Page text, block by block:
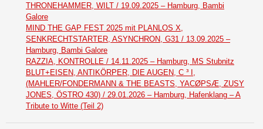
THRONEHAMMER, WILT / 19.09.2025 – Hamburg, Bambi
Galore
MIND THE GAP FEST 2025 mit PLANLOS X,
SENKRECHTSTARTER, ASYNCHRON, G31 / 13.09.2025 –
Hamburg, Bambi Galore
RAZZIA, KONTROLLE / 14.11.2025 – Hamburg, MS Stubnitz
BLUT+EISEN, ANTIKÖRPER, DIE AUGEN, C ³ I,
(MAHLER/FONDERMANN & THE BEASTS, YACØPSÆ, ZUSY
JONES, ÖSTRO 430) / 29.01.2026 – Hamburg, Hafenklang – A
Tribute to Witte (Teil 2)